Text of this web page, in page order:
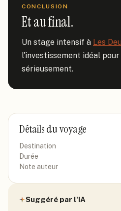
CONCLUSION
Et au final.
Un stage intensif à Les
l'investissement idéal
sérieusement.
Détails du voyage
Destination
Durée
Note auteur
Suggéré par l'IA